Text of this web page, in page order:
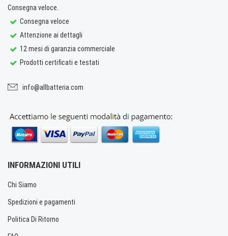
Consegna veloce.
Consegna veloce
Attenzione ai dettagli
12 mesi di garanzia commerciale
Prodotti certificati e testati
info@allbatteria.com
INFORMAZIONI UTILI
Chi Siamo
Spedizioni e pagamenti
Politica Di Ritorno